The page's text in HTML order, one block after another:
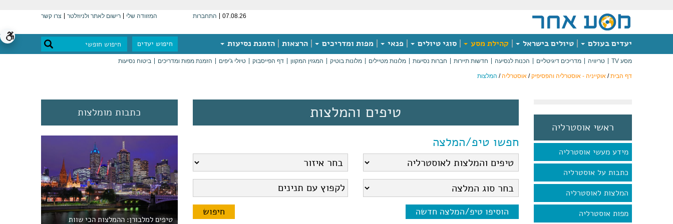
07.08.26 התחברות המזוודה שלי רישום לאתר ולניוזלטר צרו קשר
יעדים בעולם טיולים בישראל קהילת מסע סוגי טיולים פנאי מפות ומדריכים הרצאות הזמנת נסיעות חיפוש יעדים
מסע TV טריוויה מדריכים דיגיטליים הכנות לנסיעה חדשות תיירות חברות נסיעות מלונות מטיילים מלונות בוטיק המגזין המקוון דף הפייסבוק טיולי ג'יפים הזמנת מפות ומדריכים ביטוח נסיעות
דף הבית/ אוקייניה - אוסטרליה והפסיפיק/ אוסטרליה/ המלצות
ראשי אוסטרליה
מידע מעשי אוסטרליה
כתבות על אוסטרליה
המלצות לאוסטרליה
מפות אוסטרליה
טיפים והמלצות
חפשו טיפ/המלצה
הוסיפו טיפ/המלצה חדשה
כתבות מומלצות
טיפים למלבורן: ההמלצות הכי שוות